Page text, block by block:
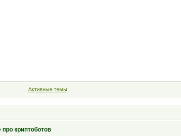
Активные темы
криптоботов